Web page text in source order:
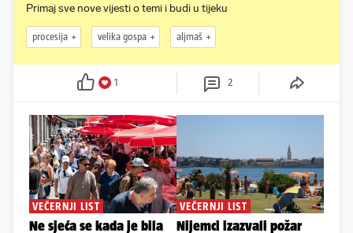
Primaj sve nove vijesti o temi i budi u tijeku
procesija velika gospa aljmaš
1 2